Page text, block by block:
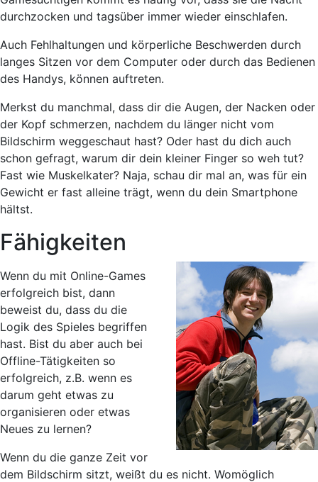
durchzocken und tagsüber immer wieder einschlafen.
Auch Fehlhaltungen und körperliche Beschwerden durch
langes Sitzen vor dem Computer oder durch das Bedienen
des Handys, können auftreten.
Merkst du manchmal, dass dir die Augen, der Nacken oder
der Kopf schmerzen, nachdem du länger nicht vom
Bildschirm weggeschaut hast? Oder hast du dich auch
schon gefragt, warum dir dein kleiner Finger so weh tut?
Fast wie Muskelkater? Naja, schau dir mal an, was für ein
Gewicht er fast alleine trägt, wenn du dein Smartphone
hältst.
Fähigkeiten
Wenn du mit Online-Games
erfolgreich bist, dann
beweist du, dass du die
Logik des Spieles begriffen
hast. Bist du aber auch bei
Offline-Tätigkeiten so
erfolgreich, z.B. wenn es
darum geht etwas zu
organisieren oder etwas
Neues zu lernen?
Wenn du die ganze Zeit vor
dem Bildschirm sitzt, weißt du es nicht. Womöglich